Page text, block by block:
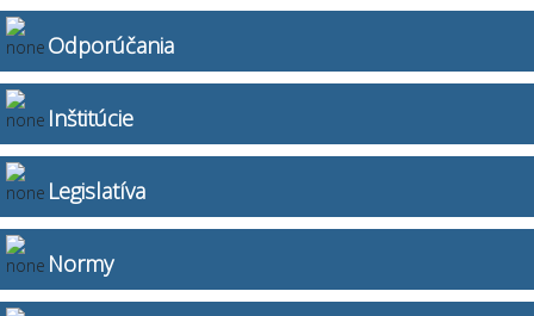
Odporúčania
Inštitúcie
Legislatíva
Normy